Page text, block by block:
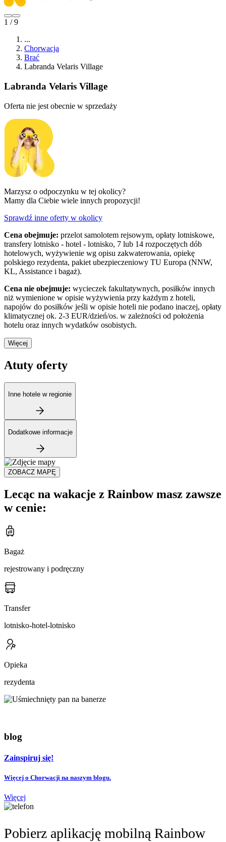
1 / 9
...
Chorwacja
Brać
Labranda Velaris Village
Labranda Velaris Village
Oferta nie jest obecnie w sprzedaży
Marzysz o odpoczynku w tej okolicy?
Mamy dla Ciebie wiele innych propozycji!
Sprawdź inne oferty w okolicy
Cena obejmuje: przelot samolotem rejsowym, opłaty lotniskowe,
transfery lotnisko - hotel - lotnisko, 7 lub 14 rozpoczętych dób
hotelowych, wyżywienie wg opisu zakwaterowania, opiekę
polskiego rezydenta, pakiet ubezpieczeniowy TU Europa (NNW,
KL, Assistance i bagaż).
Cena nie obejmuje: wycieczek fakultatywnych, posiłków innych
niż wymienione w opisie wyżywienia przy każdym z hoteli,
napojów do posiłków jeśli w opisie hoteli nie podano inaczej, opłaty
klimatycznej ok. 2-3 EUR/dzień/os. w zależności od położenia
hotelu oraz innych wydatków osobistych.
Więcej
Atuty oferty
Inne hotele w regionie
Dodatkowe informacje
ZOBACZ MAPĘ
Lecąc na wakacje z Rainbow masz zawsze
w cenie:
Bagaż
rejestrowany i podręczny
Transfer
lotnisko-hotel-lotnisko
Opieka
rezydenta
blog
Zainspiruj się!
Więcej o Chorwacji na naszym blogu.
Więcej
Pobierz aplikację mobilną Rainbow